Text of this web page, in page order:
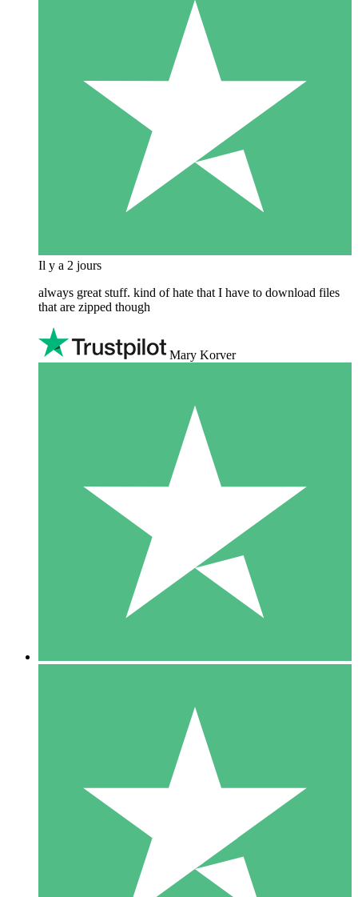
Il y a 2 jours
always great stuff. kind of hate that I have to download files
that are zipped though
Mary Korver